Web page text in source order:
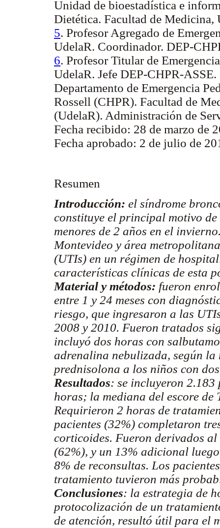
Unidad de bioestadística e
Dietética. Facultad de Medicina,
5. Profesor Agregado de
UdelaR. Coordinador. DEP-
6. Profesor Titular de
UdelaR. Jefe DEP-CHPR-ASSE.
Departamento de Emergencia
Rossell (CHPR). Facultad de
(UdelaR). Administración de
Fecha recibido: 28 de marzo de
Fecha aprobado: 2 de julio de
Resumen
Introducción: el síndrome
constituye el principal motivo
menores de 2 años en el
Montevideo y área
(UTIs) en un régimen de
características clínicas de esta
Material y métodos: fueron
entre 1 y 24 meses con
riesgo, que ingresaron a las
2008 y 2010. Fueron tratados
incluyó dos horas con
adrenalina nebulizada, según
prednisolona a los niños con
Resultados: se incluyeron 2.183
horas; la mediana del escore de
Requirieron 2 horas de
pacientes (32%) completaron
corticoides. Fueron derivados
(62%), y un 13% adicional
8% de reconsultas. Los
tratamiento tuvieron más
Conclusiones: la estrategia de
protocolización de un
de atención, resultó útil para el